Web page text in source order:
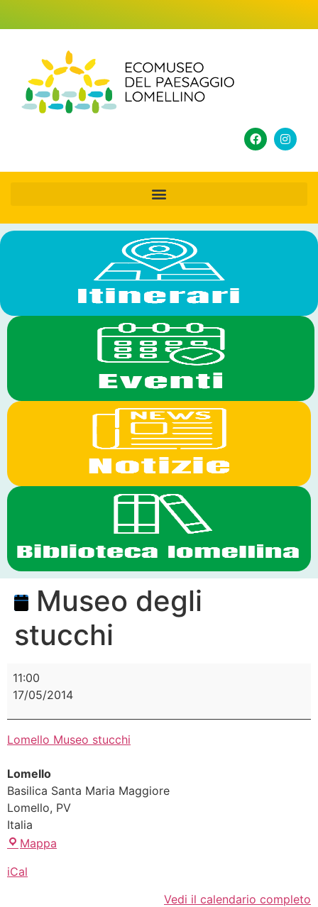
Museo degli
stucchi
11:00
17/05/2014
Lomello Museo stucchi
Lomello
Basilica Santa Maria Maggiore
Lomello, PV
Italia
Mappa
iCal
Vedi il calendario completo